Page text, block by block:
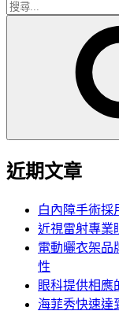
搜
近期文章
白內障手術採
近視雷射專業
電動曬衣架品
性
眼科提供相應
海菲秀快速達